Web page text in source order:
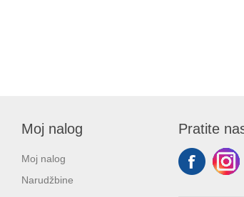
Moj nalog
Moj nalog
Narudžbine
Pratite